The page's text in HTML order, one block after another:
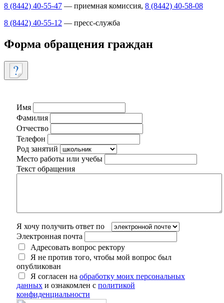
8 (8442) 40-55-47 — приемная комиссия, 8 (8442) 40-58-08
8 (8442) 40-55-12 — пресс-служба
Форма обращения граждан
Имя
Фамилия
Отчество
Телефон
Род занятий
Место работы или учебы
Текст обращения
Я хочу получить ответ по
Электронная почта
Адресовать вопрос ректору
Я не против того, чтобы мой вопрос был
опубликован
Я согласен на обработку моих персональных
данных и ознакомлен с политикой
конфиденциальности